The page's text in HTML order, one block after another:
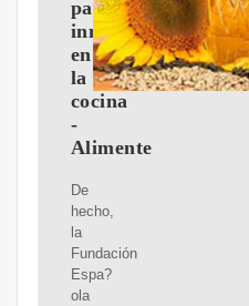
para
innovar
en
la
cocina
-
Alimente
De
hecho,
la
Fundación
Espa?
ola